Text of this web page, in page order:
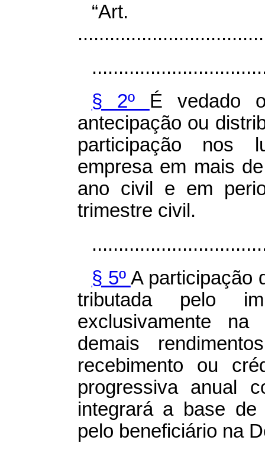
§ 2º É vedado
antecipação ou
participação nos
empresa em mais
ano civil e em
trimestre civil.
§ 5º A participação
tributada pelo
exclusivamente
demais
recebimento ou
progressiva anual
integrará a base
pelo beneficiário na